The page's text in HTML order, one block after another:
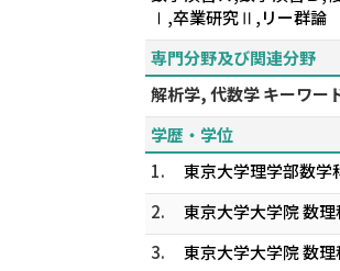
Ⅰ,卒業研究Ⅱ,リー群論
専門分野及び関連分野
解析学, 代数学 キーワ
学歴・学位
1.
東京大学理学部数学
2.
東京大学大学院 数
3.
東京大学大学院 数